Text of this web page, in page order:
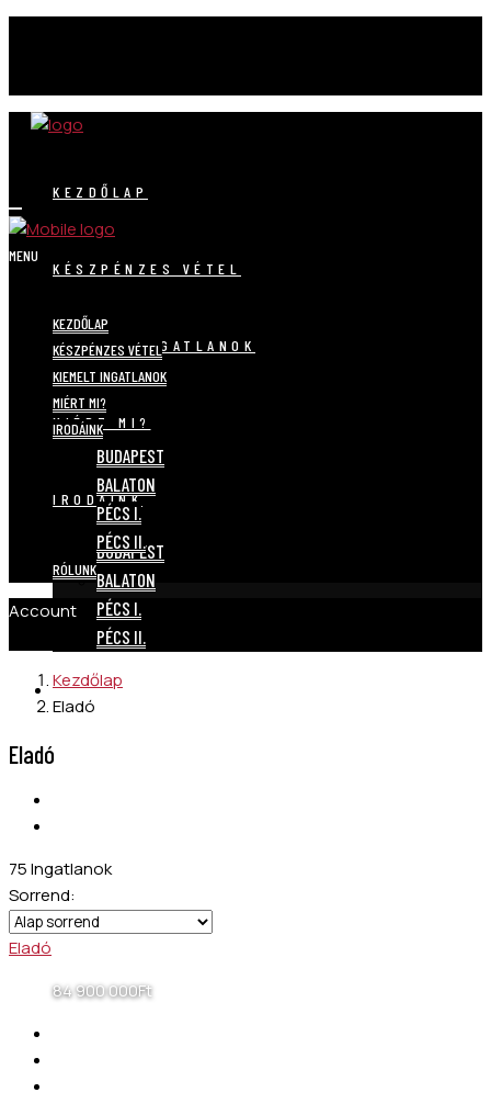
KEZDŐLAP
KÉSZPÉNZES VÉTEL
KIEMELT INGATLANOK
MIÉRT MI?
IRODÁINK
BUDAPEST
BALATON
PÉCS I.
PÉCS II.
RÓLUNK
MENU
KEZDŐLAP
KÉSZPÉNZES VÉTEL
KIEMELT INGATLANOK
MIÉRT MI?
IRODÁINK
BUDAPEST
BALATON
PÉCS I.
PÉCS II.
RÓLUNK
Account
Kezdőlap
Eladó
Eladó
75 Ingatlanok
Sorrend:
Eladó
84 900 000Ft